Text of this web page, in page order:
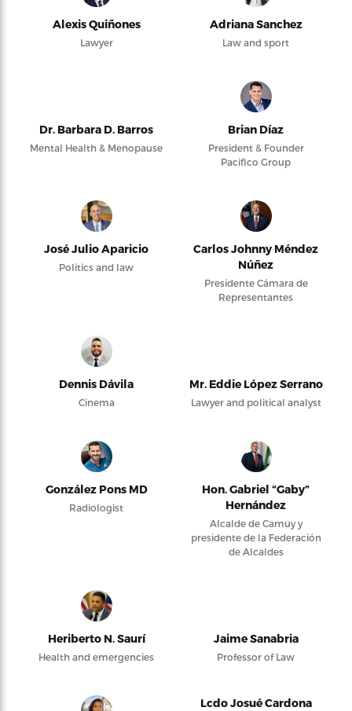
Alexis Quiñones
Lawyer
Adriana Sanchez
Law and sport
Dr. Barbara D. Barros
Mental Health & Menopause
Brian Díaz
President & Founder
Pacifico Group
José Julio Aparicio
Politics and law
Carlos Johnny Méndez
Núñez
Presidente Cámara de
Representantes
Dennis Dávila
Cinema
Mr. Eddie López Serrano
Lawyer and political analyst
González Pons MD
Radiologist
Hon. Gabriel “Gaby”
Hernández
Alcalde de Camuy y
presidente de la Federación
de Alcaldes
Heriberto N. Saurí
Health and emergencies
Jaime Sanabria
Professor of Law
Lcdo Josué Cardona